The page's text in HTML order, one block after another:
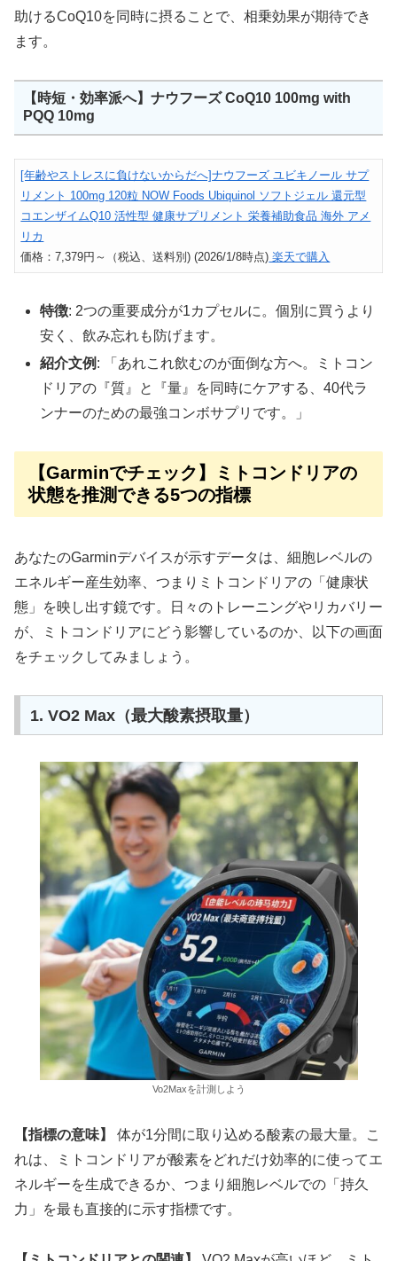
助けるCoQ10を同時に摂ることで、相乗効果が期待でき
ます。
【時短・効率派へ】ナウフーズ CoQ10 100mg with
PQQ 10mg
[年齢やストレスに負けないからだへ]ナウフーズ ユビキノール サプ
リメント 100mg 120粒 NOW Foods Ubiquinol ソフトジェル 還元型
コエンザイムQ10 活性型 健康サプリメント 栄養補助食品 海外 アメ
リカ
価格：7,379円～（税込、送料別) (2026/1/8時点) 楽天で購入
特徴: 2つの重要成分が1カプセルに。個別に買うより
安く、飲み忘れも防げます。
紹介文例 : 「あれこれ飲むのが面倒な方へ。ミトコン
ドリアの『質』と『量』を同時にケアする、40代ラ
ンナーのための最強コンボサプリです。」
【Garminでチェック】ミトコンドリアの
状態を推測できる5つの指標
あなたのGarminデバイスが示すデータは、細胞レベルの
エネルギー産生効率、つまりミトコンドリアの「健康状
態」を映し出す鏡です。日々のトレーニングやリカバリー
が、ミトコンドリアにどう影響しているのか、以下の画面
をチェックしてみましょう。
1. VO2 Max（最大酸素摂取量）
Vo2Maxを計測しよう
【指標の意味】
体が1分間に取り込める酸素の最大量。こ
れは、ミトコンドリアが酸素をどれだけ効率的に使ってエ
ネルギーを生成できるか、つまり細胞レベルでの「持久
力」を最も直接的に示す指標です。